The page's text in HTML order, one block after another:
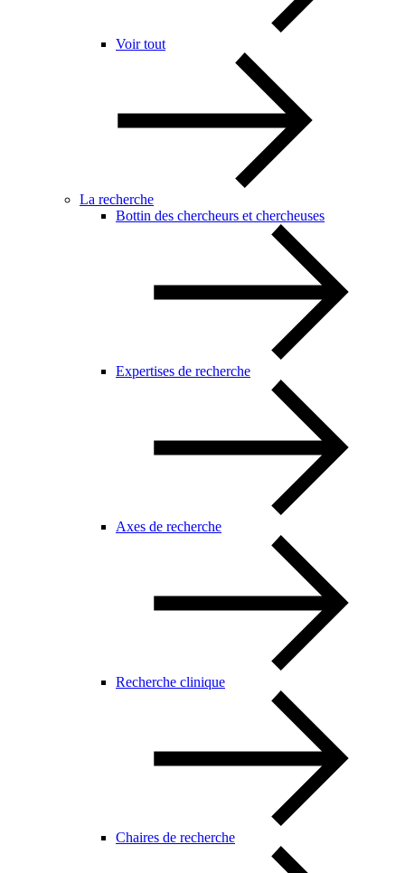
Voir tout
La recherche
Bottin des chercheurs et chercheuses
Expertises de recherche
Axes de recherche
Recherche clinique
Chaires de recherche